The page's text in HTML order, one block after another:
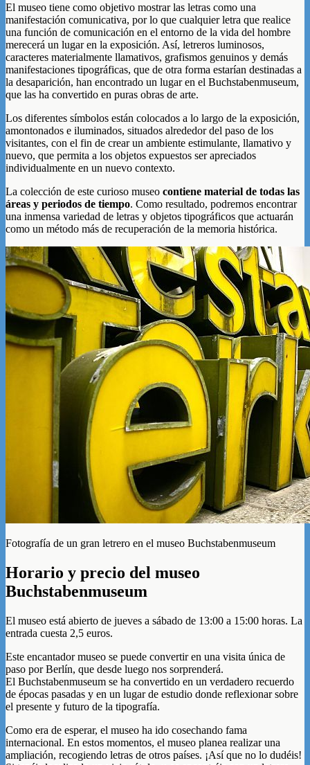
El museo tiene como objetivo mostrar las letras como una
manifestación comunicativa, por lo que cualquier letra que realice
una función de comunicación en el entorno de la vida del hombre
merecerá un lugar en la exposición. Así, letreros luminosos,
caracteres materialmente llamativos, grafismos genuinos y demás
manifestaciones tipográficas, que de otra forma estarían destinadas a
la desaparición, han encontrado un lugar en el Buchstabenmuseum,
que las ha convertido en puras obras de arte.
Los diferentes símbolos están colocados a lo largo de la exposición,
amontonados e iluminados, situados alrededor del paso de los
visitantes, con el fin de crear un ambiente estimulante, llamativo y
nuevo, que permita a los objetos expuestos ser apreciados
individualmente en un nuevo contexto.
La colección de este curioso museo contiene material de todas las
áreas y periodos de tiempo. Como resultado, podremos encontrar
una inmensa variedad de letras y objetos tipográficos que actuarán
como un método más de recuperación de la memoria histórica.
Fotografía de un gran letrero en el museo Buchstabenmuseum
Horario y precio del museo
Buchstabenmuseum
El museo está abierto de jueves a sábado de 13:00 a 15:00 horas. La
entrada cuesta 2,5 euros.
Este encantador museo se puede convertir en una visita única de
paso por Berlín, que desde luego nos sorprenderá.
El Buchstabenmuseum se ha convertido en un verdadero recuerdo
de épocas pasadas y en un lugar de estudio donde reflexionar sobre
el presente y futuro de la tipografía.
Como era de esperar, el museo ha ido cosechando fama
internacional. En estos momentos, el museo planea realizar una
ampliación, recogiendo letras de otros países. ¡Así que no lo dudéis!